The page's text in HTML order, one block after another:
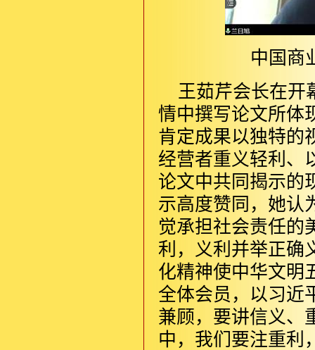
中国商
王茹芹会长在开
情中撰写论文所体
肯定成果以独特的
经营者重义轻利、
论文中共同揭示的
示高度赞同，她认
觉承担社会责任的
利，义利并举正确
化精神使中华文明
全体会员，以习近
兼顾，要讲信义、
中，我们要注重利